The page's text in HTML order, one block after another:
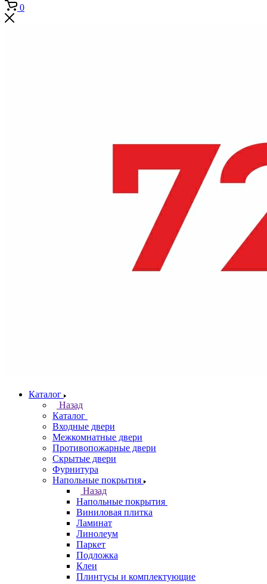
0
Каталог
Назад
Каталог
Входные двери
Межкомнатные двери
Противопожарные двери
Скрытые двери
Фурнитура
Напольные покрытия
Назад
Напольные покрытия
Виниловая плитка
Ламинат
Линолеум
Паркет
Подложка
Клеи
Плинтусы и комплектующие